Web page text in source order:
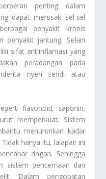
penting dalam
dapat merusak sel-sel
penyakit kronis
penyakit jantung. Selain
sifat antiinflamasi yang
peradangan pada
nyeri sendi atau
flavonoid, saponin,
memperkuat. Sistem
menurunkan kadar
hanya itu, lalapan ini
ringan. Sehingga
sistem pencernaan dan
Dalam pengobatan